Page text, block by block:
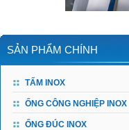
SẢN PHẨM CHÍNH
TẤM INOX
ỐNG CÔNG NGHIỆP INOX
ỐNG ĐÚC INOX